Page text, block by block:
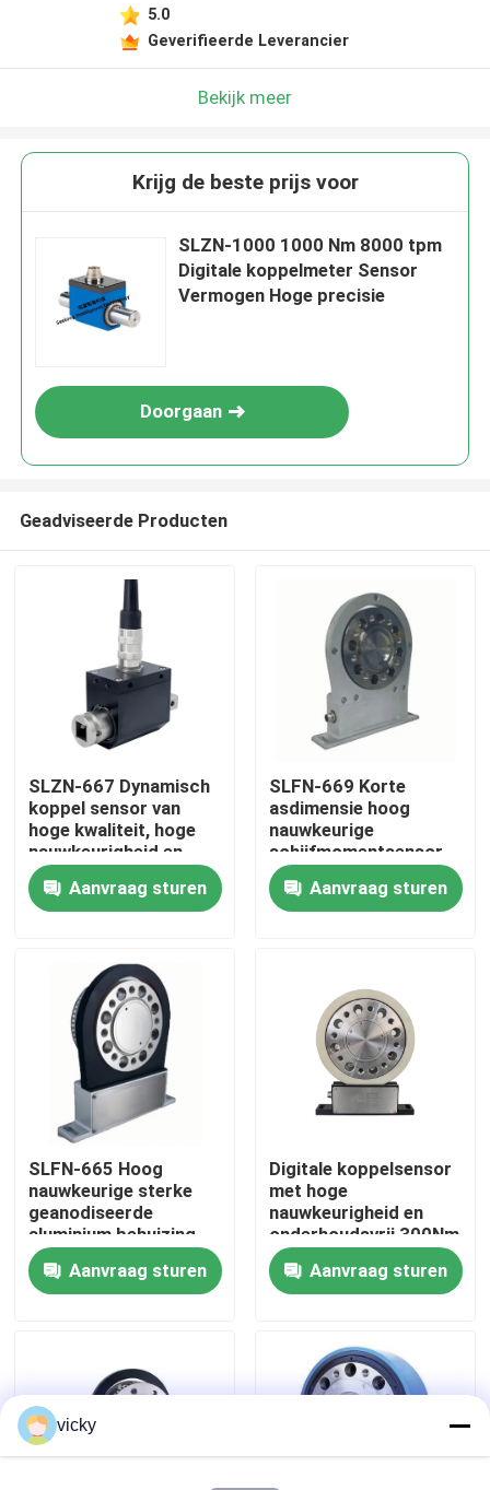
Thuis
Over Ons
Fabriekstour
Kwaliteitscontrole
Neem contact met ons op
Nieuws
Torsiedynamometer
5.0
Geverifieerde Leverancier
Bekijk meer
Krijg de beste prijs voor
SLZN-1000 1000 Nm 8000 tpm
Digitale koppelmeter Sensor
Vermogen Hoge precisie
Doorgaan
Geadviseerde Producten
SLZN-667 Dynamisch
koppel sensor van
hoge kwaliteit, hoge
nauwkeurigheid en
kosteneffectieve
werkingAanvraag sturen
SLFN-669 Korte
asdimensie hoog
nauwkeurige
schijfmomentsensor
Aanvraag sturen
SLFN-665 Hoog
nauwkeurige sterke
geanodiseerde
aluminium behuizing
koppel sensor
Aanvraag sturen
Digitale koppelsensor
met hoge
nauwkeurigheid en
onderhoudsvrij 300Nm
10000 RPM
Aanvraag sturen
vicky